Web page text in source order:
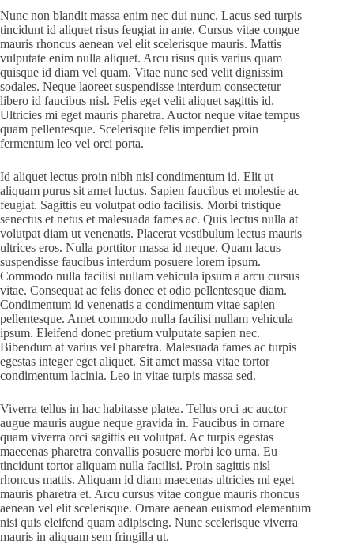
Nunc non blandit massa enim nec dui nunc. Lacus sed turpis
tincidunt id aliquet risus feugiat in ante. Cursus vitae congue
mauris rhoncus aenean vel elit scelerisque mauris. Mattis
vulputate enim nulla aliquet. Arcu risus quis varius quam
quisque id diam vel quam. Vitae nunc sed velit dignissim
sodales. Neque laoreet suspendisse interdum consectetur
libero id faucibus nisl. Felis eget velit aliquet sagittis id.
Ultricies mi eget mauris pharetra. Auctor neque vitae tempus
quam pellentesque. Scelerisque felis imperdiet proin
fermentum leo vel orci porta.
Id aliquet lectus proin nibh nisl condimentum id. Elit ut
aliquam purus sit amet luctus. Sapien faucibus et molestie ac
feugiat. Sagittis eu volutpat odio facilisis. Morbi tristique
senectus et netus et malesuada fames ac. Quis lectus nulla at
volutpat diam ut venenatis. Placerat vestibulum lectus mauris
ultrices eros. Nulla porttitor massa id neque. Quam lacus
suspendisse faucibus interdum posuere lorem ipsum.
Commodo nulla facilisi nullam vehicula ipsum a arcu cursus
vitae. Consequat ac felis donec et odio pellentesque diam.
Condimentum id venenatis a condimentum vitae sapien
pellentesque. Amet commodo nulla facilisi nullam vehicula
ipsum. Eleifend donec pretium vulputate sapien nec.
Bibendum at varius vel pharetra. Malesuada fames ac turpis
egestas integer eget aliquet. Sit amet massa vitae tortor
condimentum lacinia. Leo in vitae turpis massa sed.
Viverra tellus in hac habitasse platea. Tellus orci ac auctor
augue mauris augue neque gravida in. Faucibus in ornare
quam viverra orci sagittis eu volutpat. Ac turpis egestas
maecenas pharetra convallis posuere morbi leo urna. Eu
tincidunt tortor aliquam nulla facilisi. Proin sagittis nisl
rhoncus mattis. Aliquam id diam maecenas ultricies mi eget
mauris pharetra et. Arcu cursus vitae congue mauris rhoncus
aenean vel elit scelerisque. Ornare aenean euismod elementum
nisi quis eleifend quam adipiscing. Nunc scelerisque viverra
mauris in aliquam sem fringilla ut.